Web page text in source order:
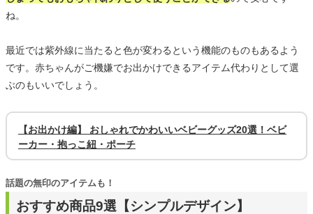
ね。
最近では紫外線に当たると色が変わるという機能のものもあるよう
です。赤ちゃんがご機嫌でお出かけできるアイテム代わりとして選
ぶのもいいでしょう。
【お出かけ編】 おしゃれでかわいいベビーグッズ20選！ベビ
ーカー・抱っこ紐・ポーチ
おすすめ商品9選【シンプルデザイン】
話題の無印のアイテムも！